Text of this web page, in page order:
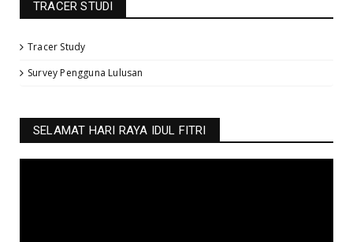
TRACER STUDI
Tracer Study
Survey Pengguna Lulusan
SELAMAT HARI RAYA IDUL FITRI